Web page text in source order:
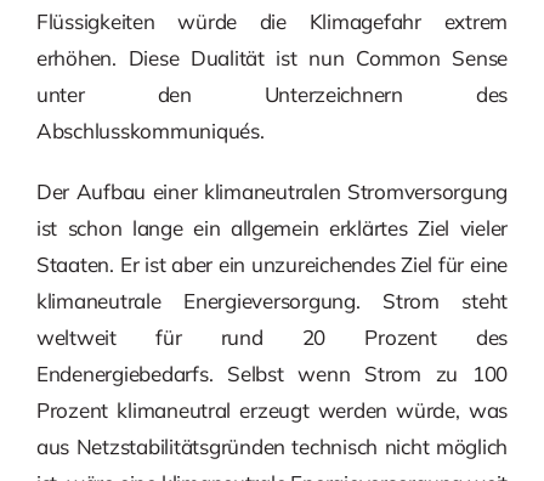
Flüssigkeiten würde die Klimagefahr extrem
erhöhen. Diese Dualität ist nun Common Sense
unter den Unterzeichnern des
Abschlusskommuniqués.
Der Aufbau einer klimaneutralen Stromversorgung
ist schon lange ein allgemein erklärtes Ziel vieler
Staaten. Er ist aber ein unzureichendes Ziel für eine
klimaneutrale Energieversorgung. Strom steht
weltweit für rund 20 Prozent des
Endenergiebedarfs. Selbst wenn Strom zu 100
Prozent klimaneutral erzeugt werden würde, was
aus Netzstabilitätsgründen technisch nicht möglich